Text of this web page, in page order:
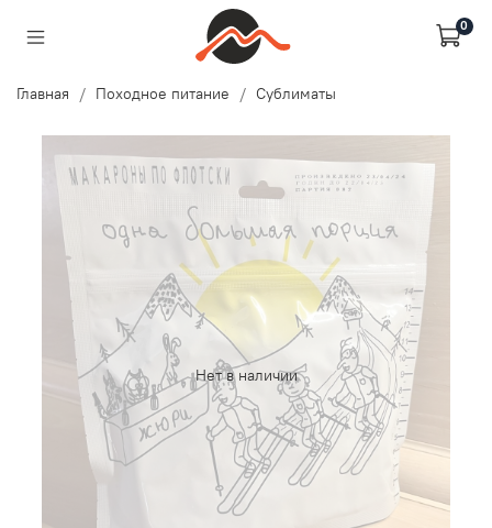
0
Главная Походное питание Сублиматы
Нет в наличии